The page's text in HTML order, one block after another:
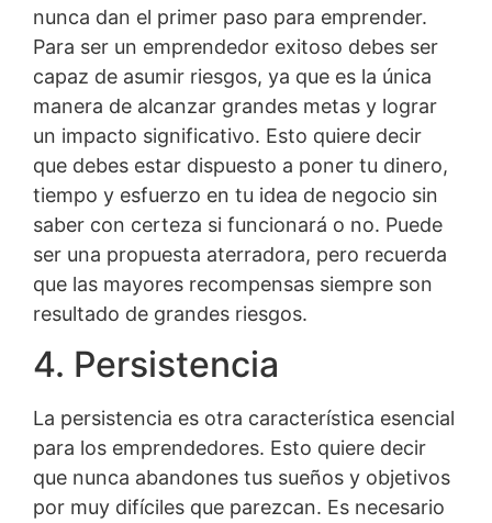
nunca dan el primer paso para emprender.
Para ser un emprendedor exitoso debes ser
capaz de asumir riesgos, ya que es la única
manera de alcanzar grandes metas y lograr
un impacto significativo. Esto quiere decir
que debes estar dispuesto a poner tu dinero,
tiempo y esfuerzo en tu idea de negocio sin
saber con certeza si funcionará o no. Puede
ser una propuesta aterradora, pero recuerda
que las mayores recompensas siempre son
resultado de grandes riesgos.
4. Persistencia
La persistencia es otra característica esencial
para los emprendedores. Esto quiere decir
que nunca abandones tus sueños y objetivos
por muy difíciles que parezcan. Es necesario